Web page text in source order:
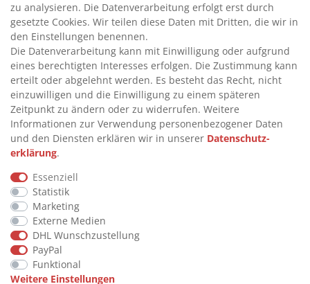
INFORMATIONEN
>
FAQ
>
VERTRAG WIDERRUFEN
>
WIDERRUFSRECHT
>
WIDERRUFSFORMULAR
IMPRESSUM
>
DATENSCHUTZERKLÄRUNG
>
AGB
>
KONTAKT
© Copyright 2026 by STU Tanktechnik
zu analysieren. Die Datenverarbeitung erfolgt erst durch
gesetzte Cookies. Wir teilen diese Daten mit Dritten, die wir in
den Einstellungen benennen.
Die Datenverarbeitung kann mit Einwilligung oder aufgrund
eines berechtigten Interesses erfolgen. Die Zustimmung kann
erteilt oder abgelehnt werden. Es besteht das Recht, nicht
einzuwilligen und die Einwilligung zu einem späteren
Zeitpunkt zu ändern oder zu widerrufen. Weitere
Informationen zur Verwendung personenbezogener Daten
und den Diensten erklären wir in unserer Daten­schutz­
erklärung.
Essenziell
Statistik
Marketing
Externe Medien
DHL Wunschzustellung
PayPal
Funktional
Weitere Einstellungen